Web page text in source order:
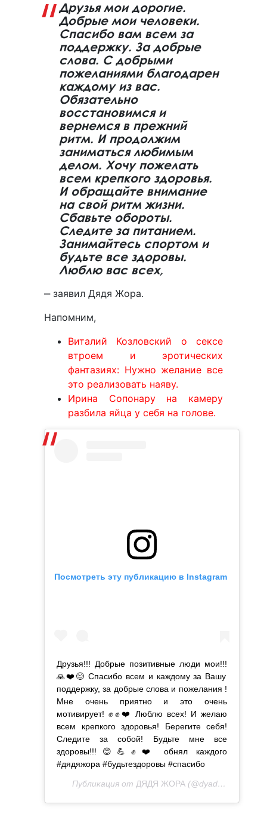
Друзья мои дорогие.
Добрые мои человеки.
Спасибо вам всем за
поддержку. За добрые
слова. С добрыми
пожеланиями благодарен
каждому из вас.
Обязательно
восстановимся и
вернемся в прежний
ритм. И продолжим
заниматься любимым
делом. Хочу пожелать
всем крепкого здоровья.
И обращайте внимание
на свой ритм жизни.
Сбавьте обороты.
Следите за питанием.
Занимайтесь спортом и
будьте все здоровы.
Люблю вас всех,
‒ заявил Дядя Жора.
Напомним,
Виталий Козловский о сексе
втроем и эротических
фантазиях: Нужно желание все
это реализовать наяву.
Ирина Сопонару на камеру
разбила яйца у себя на голове.
Посмотреть эту публикацию в Instagram
Друзья!!! Добрые позитивные люди мои!!!
🙏❤️😊 Спасибо всем и каждому за Вашу
поддержку, за добрые слова и пожелания !
Мне очень приятно и это очень
мотивирует! ✊✊❤️ Люблю всех! И желаю
всем крепкого здоровья! Берегите себя!
Следите за собой! Будьте мне все
здоровы!!!😊💪✊❤️ обнял каждого
#дядяжора #будьтездоровы #спасибо
Публикация от ДЯДЯ ЖОРА (@dyadya_jora)